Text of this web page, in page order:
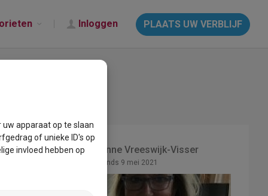
Inloggen PLAATS UW VERBLIJF
Yvonne Vreeswijk-Visser
Lid sinds 9 mei 2021
apparaat op te slaan
of unieke ID's op
invloed hebben op